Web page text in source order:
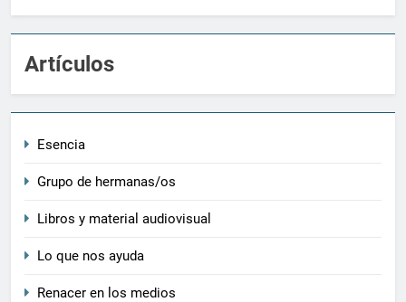
Artículos
Esencia
Grupo de hermanas/os
Libros y material audiovisual
Lo que nos ayuda
Renacer en los medios